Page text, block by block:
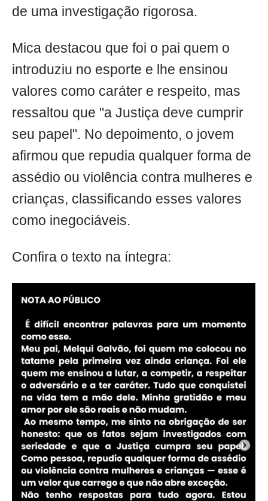
de uma investigação rigorosa.
Mica destacou que foi o pai quem o
introduziu no esporte e lhe ensinou
valores como caráter e respeito, mas
ressaltou que "a Justiça deve cumprir
seu papel". No depoimento, o jovem
afirmou que repudia qualquer forma de
assédio ou violência contra mulheres e
crianças, classificando esses valores
como inegociáveis.
Confira o texto na íntegra: